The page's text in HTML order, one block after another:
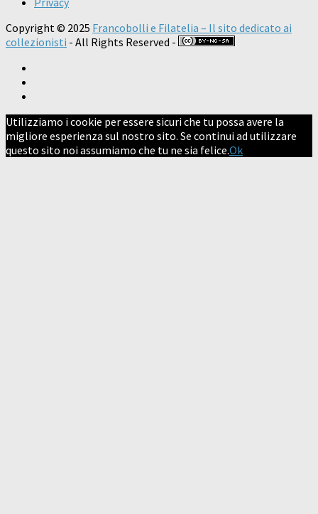
Copyright © 2025 Francobolli e Filatelia – Il sito dedicato ai
collezionisti - All Rights Reserved -
Utilizziamo i cookie per essere sicuri che tu possa avere la
migliore esperienza sul nostro sito. Se continui ad utilizzare
questo sito noi assumiamo che tu ne sia felice.Ok